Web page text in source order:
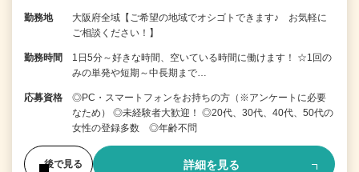
勤務地
大阪府全域【ご希望の地域でオシゴトできます♪ お気軽に
ご相談ください！】
勤務時間
1日5分～好きな時間、空いている時間に働けます！ ☆1回の
みの単発や短期～中長期まで…
応募資格
◎PC・スマートフォンをお持ちの方（※アンケートに必要
なため） ◎未経験者大歓迎！ ◎20代、30代、40代、50代の
女性の登録多数 ◎年齢不問
後で見る 詳細を見る